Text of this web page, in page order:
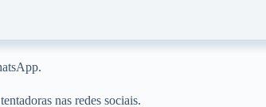
nas redes sociais.